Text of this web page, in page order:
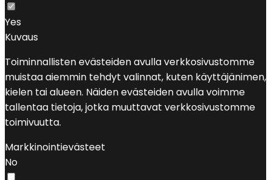
Yes
Kuvaus
Toiminnallisten evästeiden avulla verkkosivustomme
muistaa aiemmin tehdyt valinnat, kuten käyttäjänimen,
kielen tai alueen. Näiden evästeiden avulla voimme
tallentaa tietoja, jotka muuttavat verkkosivustomme
toimivuutta.
Markkinointievästeet
No